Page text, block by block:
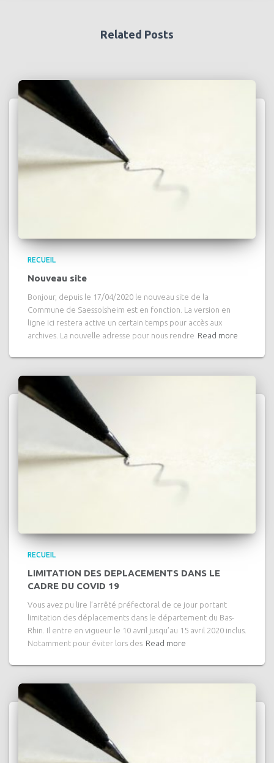
Related Posts
RECUEIL
Nouveau site
Bonjour, depuis le 17/04/2020 le nouveau site de la
Commune de Saessolsheim est en fonction. La version en
ligne ici restera active un certain temps pour accès aux
archives. La nouvelle adresse pour nous rendre Read more
RECUEIL
LIMITATION DES DEPLACEMENTS DANS LE
CADRE DU COVID 19
Vous avez pu lire l’arrêté préfectoral de ce jour portant
limitation des déplacements dans le département du Bas-
Rhin. Il entre en vigueur le 10 avril jusqu’au 15 avril 2020 inclus.
Notamment pour éviter lors des Read more